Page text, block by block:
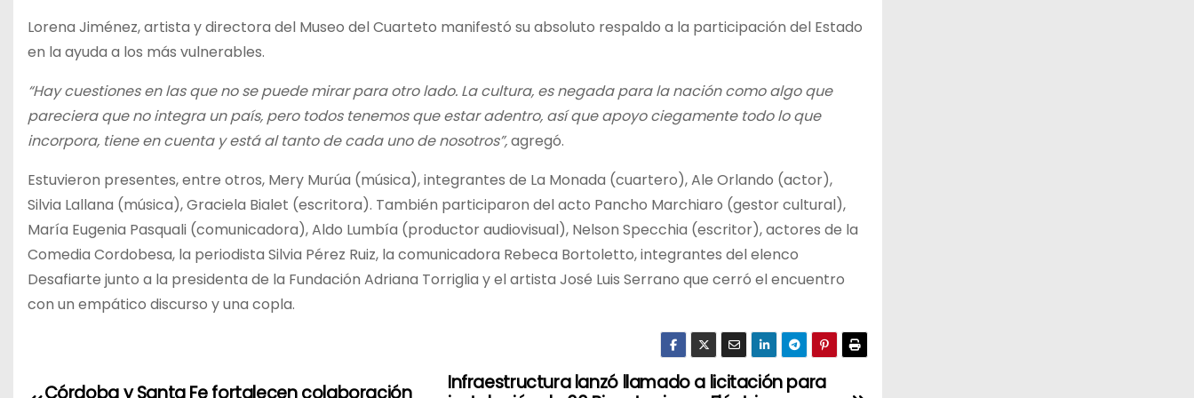
Lorena Jiménez, artista y directora del Museo del Cuarteto manifestó su absoluto respaldo a la participación del Estado
en la ayuda a los más vulnerables.
“Hay cuestiones en las que no se puede mirar para otro lado. La cultura, es negada para la nación como algo que
pareciera que no integra un país, pero todos tenemos que estar adentro, así que apoyo ciegamente todo lo que
incorpora, tiene en cuenta y está al tanto de cada uno de nosotros”,agregó.
Estuvieron presentes, entre otros, Mery Murúa (música), integrantes de La Monada (cuartero), Ale Orlando (actor),
Silvia Lallana (música), Graciela Bialet (escritora). También participaron del acto Pancho Marchiaro (gestor cultural),
María Eugenia Pasquali (comunicadora), Aldo Lumbía (productor audiovisual), Nelson Specchia (escritor), actores de la
Comedia Cordobesa, la periodista Silvia Pérez Ruiz, la comunicadora Rebeca Bortoletto, integrantes del elenco
Desafiarte junto a la presidenta de la Fundación Adriana Torriglia y el artista José Luis Serrano que cerró el encuentro
con un empático discurso y una copla.
N
Infraestructura lanzó llamado a licitación para
Córdoba y Santa Fe fortalecen colaboración